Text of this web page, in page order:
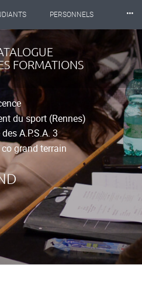
PERSONNELS
BIBLIOTHÈQUES
⸱⸱⸱
FORMATIONS
du sport (Rennes)
A.P.S.A. 3
grand terrain